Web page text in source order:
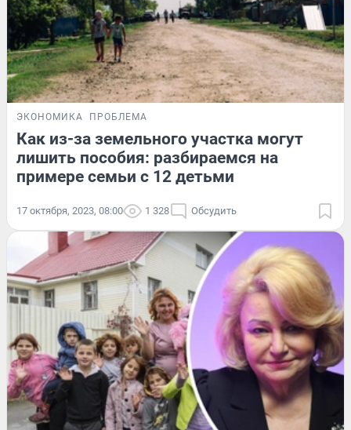
ЭКОНОМИКА ПРОБЛЕМА
Как из-за земельного участка могут
лишить пособия: разбираемся на
примере семьи с 12 детьми
17 октября, 2023, 08:00 1 328 Обсудить